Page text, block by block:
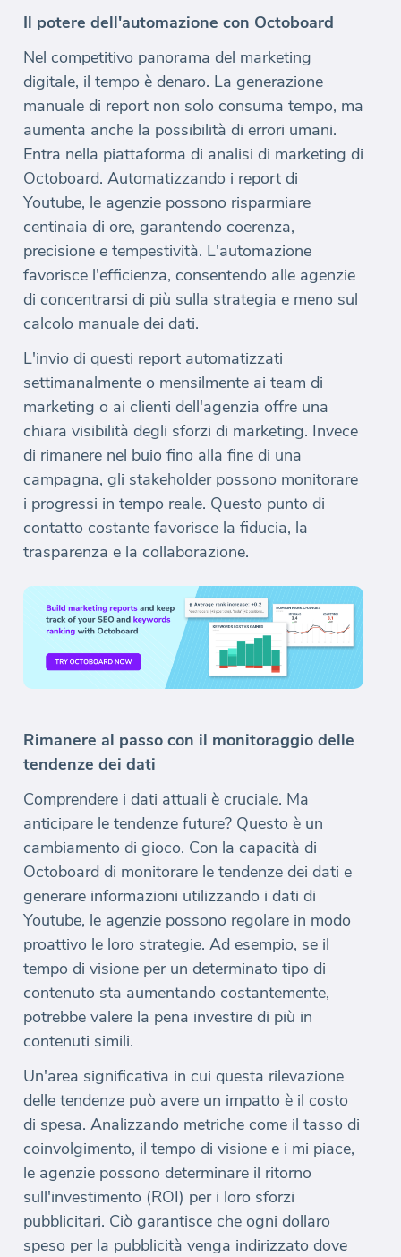
Il potere dell'automazione con Octoboard
Nel competitivo panorama del marketing
digitale, il tempo è denaro. La generazione
manuale di report non solo consuma tempo, ma
aumenta anche la possibilità di errori umani.
Entra nella piattaforma di analisi di marketing di
Octoboard. Automatizzando i report di
Youtube, le agenzie possono risparmiare
centinaia di ore, garantendo coerenza,
precisione e tempestività. L'automazione
favorisce l'efficienza, consentendo alle agenzie
di concentrarsi di più sulla strategia e meno sul
calcolo manuale dei dati.
L'invio di questi report automatizzati
settimanalmente o mensilmente ai team di
marketing o ai clienti dell'agenzia offre una
chiara visibilità degli sforzi di marketing. Invece
di rimanere nel buio fino alla fine di una
campagna, gli stakeholder possono monitorare
i progressi in tempo reale. Questo punto di
contatto costante favorisce la fiducia, la
trasparenza e la collaborazione.
Rimanere al passo con il monitoraggio delle
tendenze dei dati
Comprendere i dati attuali è cruciale. Ma
anticipare le tendenze future? Questo è un
cambiamento di gioco. Con la capacità di
Octoboard di monitorare le tendenze dei dati e
generare informazioni utilizzando i dati di
Youtube, le agenzie possono regolare in modo
proattivo le loro strategie. Ad esempio, se il
tempo di visione per un determinato tipo di
contenuto sta aumentando costantemente,
potrebbe valere la pena investire di più in
contenuti simili.
Un'area significativa in cui questa rilevazione
delle tendenze può avere un impatto è il costo
di spesa. Analizzando metriche come il tasso di
coinvolgimento, il tempo di visione e i mi piace,
le agenzie possono determinare il ritorno
sull'investimento (ROI) per i loro sforzi
pubblicitari. Ciò garantisce che ogni dollaro
speso per la pubblicità venga indirizzato dove